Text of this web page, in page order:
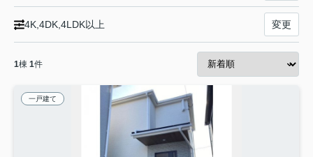
4K,4DK,4LDK以上 変更
1棟 1件
一戸建て